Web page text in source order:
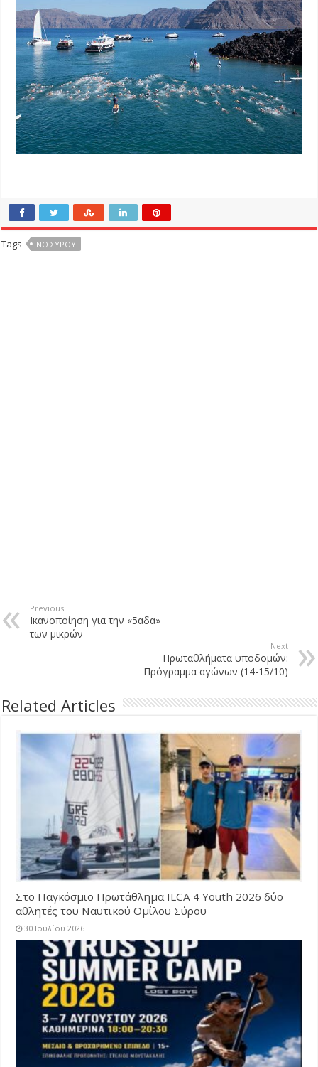
Tags ΝΟ ΣΥΡΟΥ
Previous
Ικανοποίηση για την «5αδα»
των μικρών
Next
Πρωταθλήματα υποδομών:
Πρόγραμμα αγώνων (14-15/10)
Related Articles
Στο Παγκόσμιο Πρωτάθλημα ILCA 4 Youth 2026 δύο
αθλητές του Ναυτικού Ομίλου Σύρου
30 Ιουλίου 2026